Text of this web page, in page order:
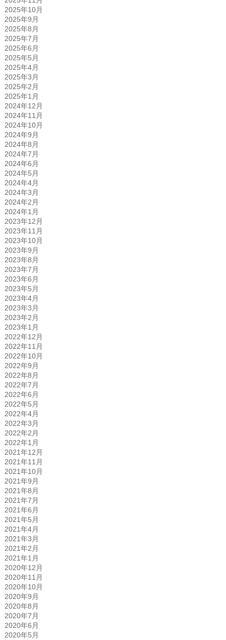
2025年10月
2025年9月
2025年8月
2025年7月
2025年6月
2025年5月
2025年4月
2025年3月
2025年2月
2025年1月
2024年12月
2024年11月
2024年10月
2024年9月
2024年8月
2024年7月
2024年6月
2024年5月
2024年4月
2024年3月
2024年2月
2024年1月
2023年12月
2023年11月
2023年10月
2023年9月
2023年8月
2023年7月
2023年6月
2023年5月
2023年4月
2023年3月
2023年2月
2023年1月
2022年12月
2022年11月
2022年10月
2022年9月
2022年8月
2022年7月
2022年6月
2022年5月
2022年4月
2022年3月
2022年2月
2022年1月
2021年12月
2021年11月
2021年10月
2021年9月
2021年8月
2021年7月
2021年6月
2021年5月
2021年4月
2021年3月
2021年2月
2021年1月
2020年12月
2020年11月
2020年10月
2020年9月
2020年8月
2020年7月
2020年6月
2020年5月